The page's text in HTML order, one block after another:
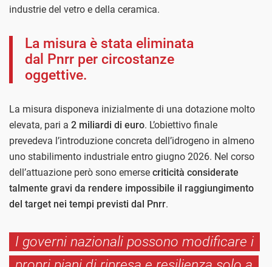
industrie del vetro e della ceramica.
La misura è stata eliminata
dal Pnrr per circostanze
oggettive.
La misura disponeva inizialmente di una dotazione molto
elevata, pari a 2 miliardi di euro. L’obiettivo finale
prevedeva l’introduzione concreta dell’idrogeno in almeno
uno stabilimento industriale entro giugno 2026. Nel corso
dell’attuazione però sono emerse criticità considerate
talmente gravi da rendere impossibile il raggiungimento
del target nei tempi previsti dal Pnrr.
I governi nazionali possono modificare i